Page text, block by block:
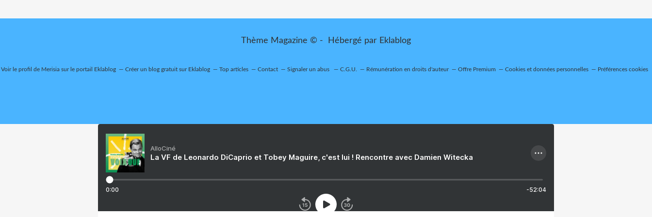
Thème Magazine © - Hébergé par Eklablog
Voir le profil de Merisia sur le portail Eklablog Créer un blog gratuit sur Eklablog Top articles Contact Signaler un abus C.G.U. Rémunération en droits d'auteur Offre Premium Cookies et données personnelles Préférences cookies
AlloCiné
La VF de Leonardo DiCaprio et Tobey Maguire, c'est lui ! Rencontre avec Damien Witecka
0:00 -52:04